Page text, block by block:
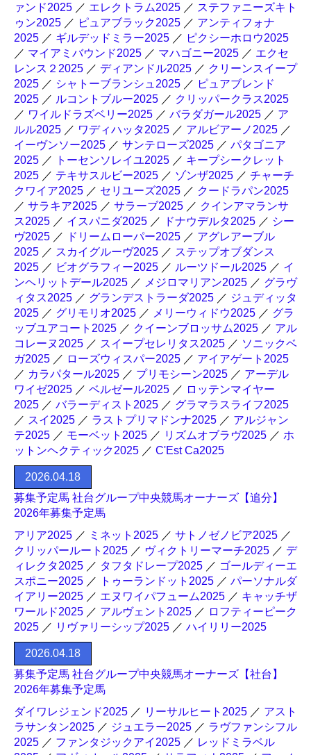
ァンド2025 ／ エレクトラム2025 ／ ステファニーズキト
ゥン2025 ／ ピュアブラック2025 ／ アンティフォナ
2025 ／ ギルデッドミラー2025 ／ ピクシーホロウ2025
／ マイアミバウンド2025 ／ マハゴニー2025 ／ エクセ
レンス２2025 ／ ディアンドル2025 ／ クリーンスイープ
2025 ／ シャトーブランシュ2025 ／ ピュアブレンド
2025 ／ ルコントブルー2025 ／ クリッパークラス2025
／ ワイルドラズベリー2025 ／ バラダガール2025 ／ ア
ルル2025 ／ ワディハッタ2025 ／ アルビアーノ2025 ／
イーヴンソー2025 ／ サンテローズ2025 ／ パタゴニア
2025 ／ トーセンソレイユ2025 ／ キープシークレット
2025 ／ テキサスルビー2025 ／ ゾンザ2025 ／ チャーチ
クワイア2025 ／ セリユーズ2025 ／ クードラパン2025
／ サラキア2025 ／ サラーブ2025 ／ クインアマランサ
ス2025 ／ イスパニダ2025 ／ ドナウデルタ2025 ／ シー
ヴ2025 ／ ドリームローパー2025 ／ アグレアーブル
2025 ／ スカイグルーヴ2025 ／ ステップオブダンス
2025 ／ ビオグラフィー2025 ／ ルーツドール2025 ／ イ
ンヘリットデール2025 ／ メジロマリアン2025 ／ グラヴ
ィタス2025 ／ グランデストラーダ2025 ／ ジュディッタ
2025 ／ グリモリオ2025 ／ メリーウィドウ2025 ／ グラ
ッブユアコート2025 ／ クイーンブロッサム2025 ／ アル
コレーヌ2025 ／ スイープセレリタス2025 ／ ソニックベ
ガ2025 ／ ローズウィスパー2025 ／ アイアゲート2025
／ カラパタール2025 ／ プリモシーン2025 ／ アーデル
ワイゼ2025 ／ ベルゼール2025 ／ ロッテンマイヤー
2025 ／ バラーディスト2025 ／ グラマラスライフ2025
／ スイ2025 ／ ラストプリマドンナ2025 ／ アルジャン
テ2025 ／ モーベット2025 ／ リズムオブラヴ2025 ／ ホ
ットンヘクティック2025 ／ C'Est Ca2025
2026.04.18
募集予定馬 社台グループ中央競馬オーナーズ【追分】
2026年募集予定馬
アリア2025 ／ ミネット2025 ／ サトノゼノビア2025 ／
クリッパールート2025 ／ ヴィクトリーマーチ2025 ／ デ
ィレクタ2025 ／ タフタドレープ2025 ／ ゴールディーエ
スポニー2025 ／ トゥーランドット2025 ／ パーソナルダ
イアリー2025 ／ エヌワイパフューム2025 ／ キャッチザ
ワールド2025 ／ アルヴェント2025 ／ ロフティーピーク
2025 ／ リヴァリーシップ2025 ／ ハイリリー2025
2026.04.18
募集予定馬 社台グループ中央競馬オーナーズ【社台】
2026年募集予定馬
ダイワレジェンド2025 ／ リーサルヒート2025 ／ アスト
ラサンタン2025 ／ ジュエラー2025 ／ ラヴファンシフル
2025 ／ ファンタジックアイ2025 ／ レッドミラベル